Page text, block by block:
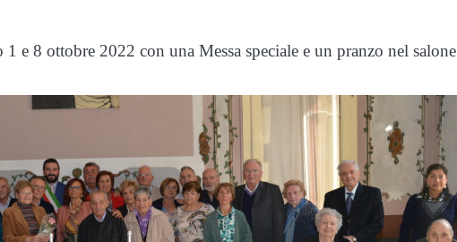
1 e 8 ottobre 2022 con una Messa speciale e un pranzo nel salone